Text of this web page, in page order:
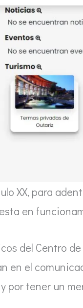
XX, para
en
del Centro
en el
por tener un